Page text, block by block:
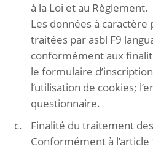
à la Loi et au Règlement.
Les données à
traitées par asbl F9
conformément aux
le formulaire
l’utilisation de cookies;
questionnaire.
Finalité du traitement
Conformément à